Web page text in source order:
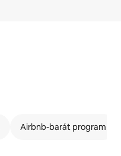
Airbnb-barát program